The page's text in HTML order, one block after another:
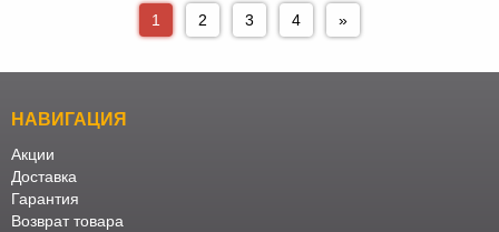
1 2 3 4 »
НАВИГАЦИЯ
Акции
Доставка
Гарантия
Возврат товара